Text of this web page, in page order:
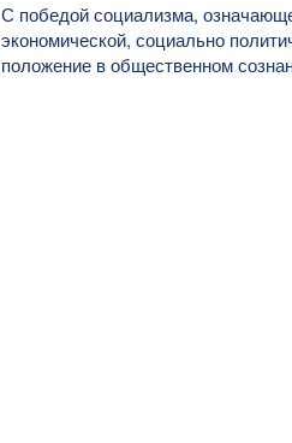
С победой социализма,
экономической, социально
положение в общественном